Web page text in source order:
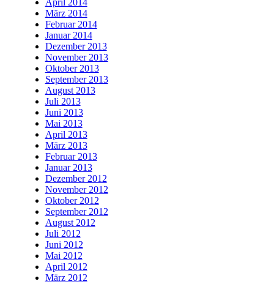
April 2014
März 2014
Februar 2014
Januar 2014
Dezember 2013
November 2013
Oktober 2013
September 2013
August 2013
Juli 2013
Juni 2013
Mai 2013
April 2013
März 2013
Februar 2013
Januar 2013
Dezember 2012
November 2012
Oktober 2012
September 2012
August 2012
Juli 2012
Juni 2012
Mai 2012
April 2012
März 2012